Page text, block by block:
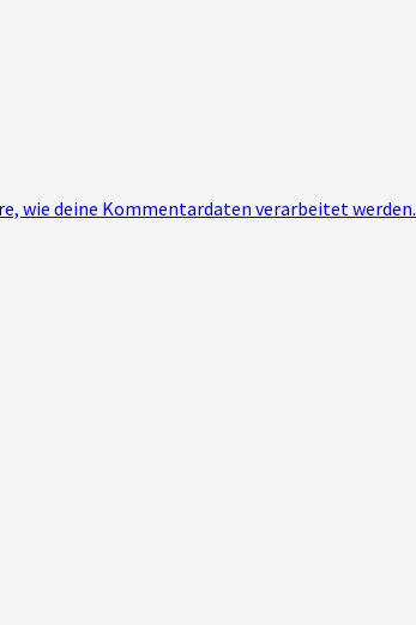
wie deine Kommentardaten verarbeitet werden.